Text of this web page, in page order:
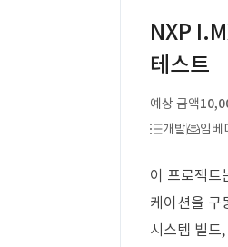
NXP
테스트
예상 금액
개발
임베
이 프로젝
케이션을 구
시스템 빌드